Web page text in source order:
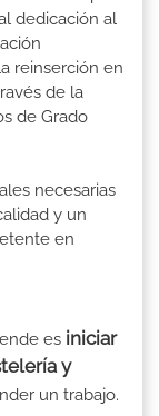
dedicación al
reinserción en
de la
de Grado
necesarias
y un
en
es iniciar
y
un trabajo.